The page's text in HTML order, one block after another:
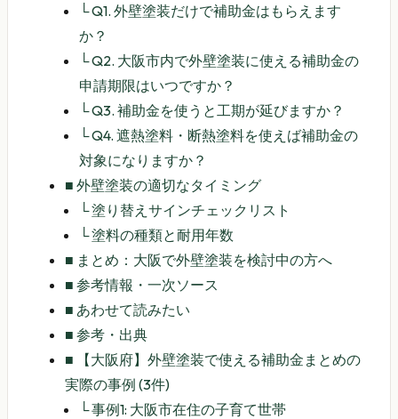
└Q1. 外壁塗装だけで補助金はもらえます
か？
└Q2. 大阪市内で外壁塗装に使える補助金の
申請期限はいつですか？
└Q3. 補助金を使うと工期が延びますか？
└Q4. 遮熱塗料・断熱塗料を使えば補助金の
対象になりますか？
■ 外壁塗装の適切なタイミング
└塗り替えサインチェックリスト
└塗料の種類と耐用年数
■ まとめ：大阪で外壁塗装を検討中の方へ
■ 参考情報・一次ソース
■ あわせて読みたい
■ 参考・出典
■
【大阪府】外壁塗装で使える補助金まとめの
実際の事例 (3件)
└事例1: 大阪市在住の子育て世帯